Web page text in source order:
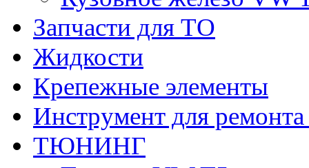
Запчасти для ТО
Жидкости
Крепежные элементы
Инструмент для
ТЮНИНГ